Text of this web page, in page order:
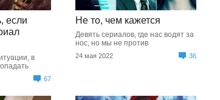
если
в
67
Не то, чем кажется
Девять сериалов, где нас водят за
нос, но мы не против
24 мая 2022 36